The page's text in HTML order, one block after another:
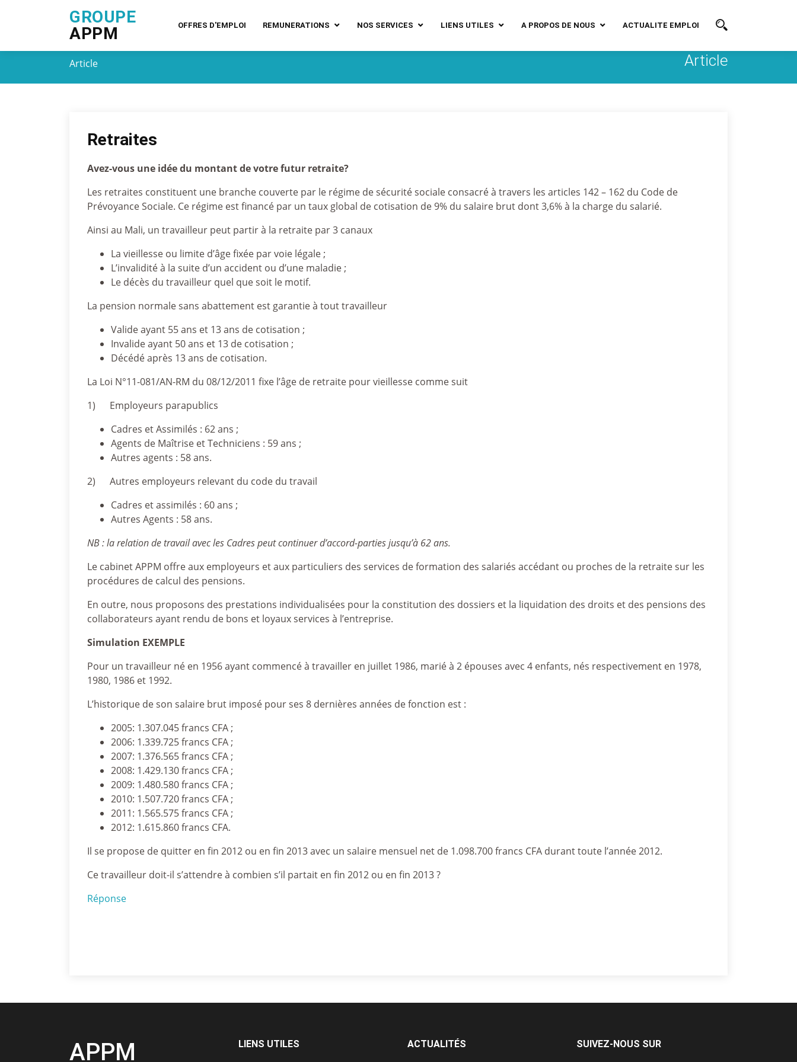
GROUPE
APPM
OFFRES D'EMPLOI REMUNERATIONS NOS SERVICES LIENS UTILES A PROPOS DE NOUS ACTUALITE EMPLOI
Article Article
Retraites
Avez-vous une idée du montant de votre futur retraite?
Les retraites constituent une branche couverte par le régime de sécurité sociale consacré à travers les articles 142 – 162 du Code de
Prévoyance Sociale. Ce régime est financé par un taux global de cotisation de 9% du salaire brut dont 3,6% à la charge du salarié.
Ainsi au Mali, un travailleur peut partir à la retraite par 3 canaux
La vieillesse ou limite d’âge fixée par voie légale ;
L’invalidité à la suite d’un accident ou d’une maladie ;
Le décès du travailleur quel que soit le motif.
La pension normale sans abattement est garantie à tout travailleur
Valide ayant 55 ans et 13 ans de cotisation ;
Invalide ayant 50 ans et 13 de cotisation ;
Décédé après 13 ans de cotisation.
La Loi N°11-081/AN-RM du 08/12/2011 fixe l’âge de retraite pour vieillesse comme suit
1) Employeurs parapublics
Cadres et Assimilés : 62 ans ;
Agents de Maîtrise et Techniciens : 59 ans ;
Autres agents : 58 ans.
2) Autres employeurs relevant du code du travail
Cadres et assimilés : 60 ans ;
Autres Agents : 58 ans.
NB : la relation de travail avec les Cadres peut continuer d’accord-parties jusqu’à 62 ans.
Le cabinet APPM offre aux employeurs et aux particuliers des services de formation des salariés accédant ou proches de la retraite sur les
procédures de calcul des pensions.
En outre, nous proposons des prestations individualisées pour la constitution des dossiers et la liquidation des droits et des pensions des
collaborateurs ayant rendu de bons et loyaux services à l’entreprise.
Simulation EXEMPLE
Pour un travailleur né en 1956 ayant commencé à travailler en juillet 1986, marié à 2 épouses avec 4 enfants, nés respectivement en 1978,
1980, 1986 et 1992.
L’historique de son salaire brut imposé pour ses 8 dernières années de fonction est :
2005: 1.307.045 francs CFA ;
2006: 1.339.725 francs CFA ;
2007: 1.376.565 francs CFA ;
2008: 1.429.130 francs CFA ;
2009: 1.480.580 francs CFA ;
2010: 1.507.720 francs CFA ;
2011: 1.565.575 francs CFA ;
2012: 1.615.860 francs CFA.
Il se propose de quitter en fin 2012 ou en fin 2013 avec un salaire mensuel net de 1.098.700 francs CFA durant toute l’année 2012.
Ce travailleur doit-il s’attendre à combien s’il partait en fin 2012 ou en fin 2013 ?
Réponse
APPM LIENS UTILES ACTUALITÉS SUIVEZ-NOUS SUR